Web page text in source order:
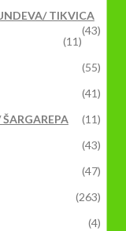
TIKVICA
(43)
(11)
(55)
(41)
(11)
(43)
(47)
(263)
(4)